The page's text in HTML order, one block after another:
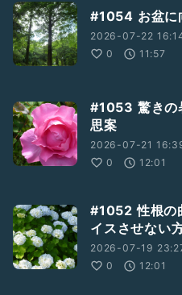
#1054 お盆に
2026-07-22
0
11:57
#1053 驚きの
思案
2026-07-21
0
12:01
#1052 性根の
イスさせない
2026-07-19
0
12:01